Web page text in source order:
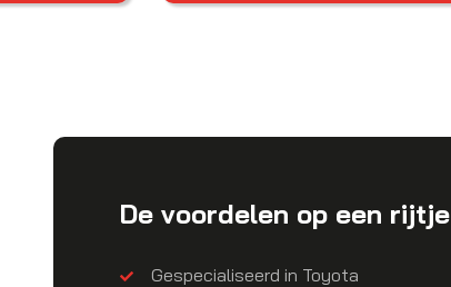
De voordelen op een rijtje
Gespecialiseerd in Toyota